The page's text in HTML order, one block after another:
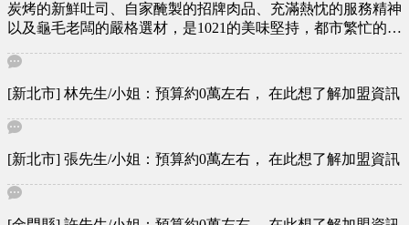
炭烤的新鮮吐司、自家醃製的招牌肉品、充滿熱忱的服務精神
以及龜毛老闆的嚴格選材，是1021的美味堅持，都市繁忙的步
把時間慢下來，好好享受美食。
[新北市] 林先生/小姐：預算約0萬左右， 在此想了解加盟資訊
[新北市] 張先生/小姐：預算約0萬左右， 在此想了解加盟資訊